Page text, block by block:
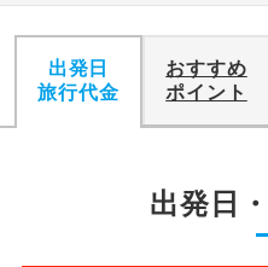
出発日
旅行代金
おすすめ
ポイント
出発日